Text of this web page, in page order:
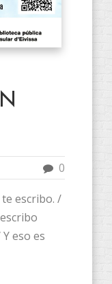
0
escribo. /
eso es